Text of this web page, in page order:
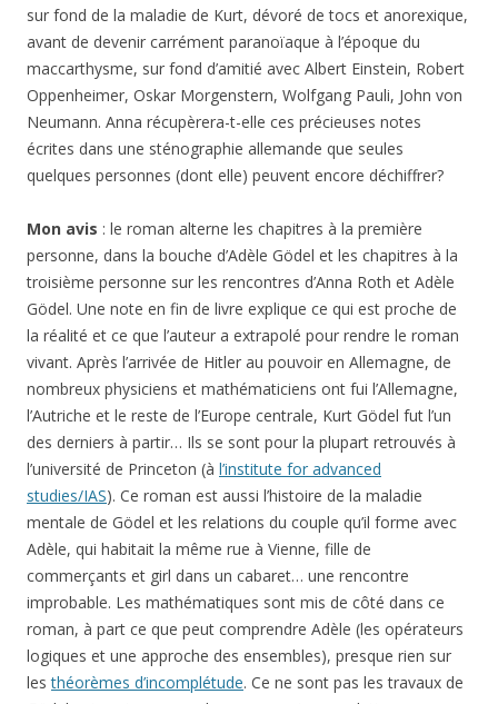
sur fond de la maladie de Kurt, dévoré de tocs et anorexique,
avant de devenir carrément paranoïaque à l’époque du
maccarthysme, sur fond d’amitié avec Albert Einstein, Robert
Oppenheimer, Oskar Morgenstern, Wolfgang Pauli, John von
Neumann. Anna récupèrera-t-elle ces précieuses notes
écrites dans une sténographie allemande que seules
quelques personnes (dont elle) peuvent encore déchiffrer?
Mon avis : le roman alterne les chapitres à la première
personne, dans la bouche d’Adèle Gödel et les chapitres à la
troisième personne sur les rencontres d’Anna Roth et Adèle
Gödel. Une note en fin de livre explique ce qui est proche de
la réalité et ce que l’auteur a extrapolé pour rendre le roman
vivant. Après l’arrivée de Hitler au pouvoir en Allemagne, de
nombreux physiciens et mathématiciens ont fui l’Allemagne,
l’Autriche et le reste de l’Europe centrale, Kurt Gödel fut l’un
des derniers à partir… Ils se sont pour la plupart retrouvés à
l’université de Princeton (à l’institute for advanced
studies/IAS). Ce roman est aussi l’histoire de la maladie
mentale de Gödel et les relations du couple qu’il forme avec
Adèle, qui habitait la même rue à Vienne, fille de
commerçants et girl dans un cabaret… une rencontre
improbable. Les mathématiques sont mis de côté dans ce
roman, à part ce que peut comprendre Adèle (les opérateurs
logiques et une approche des ensembles), presque rien sur
lesthéorèmes d’incomplétude. Ce ne sont pas les travaux de